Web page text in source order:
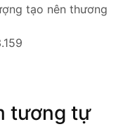
tạo nên thương
tương tự